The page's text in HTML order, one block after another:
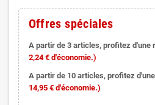
Offres spéciales
A partir de 3 articles, profitez d'une
2,24 € d'économie.)
A partir de 10 articles, profitez
14,95 € d'économie.)